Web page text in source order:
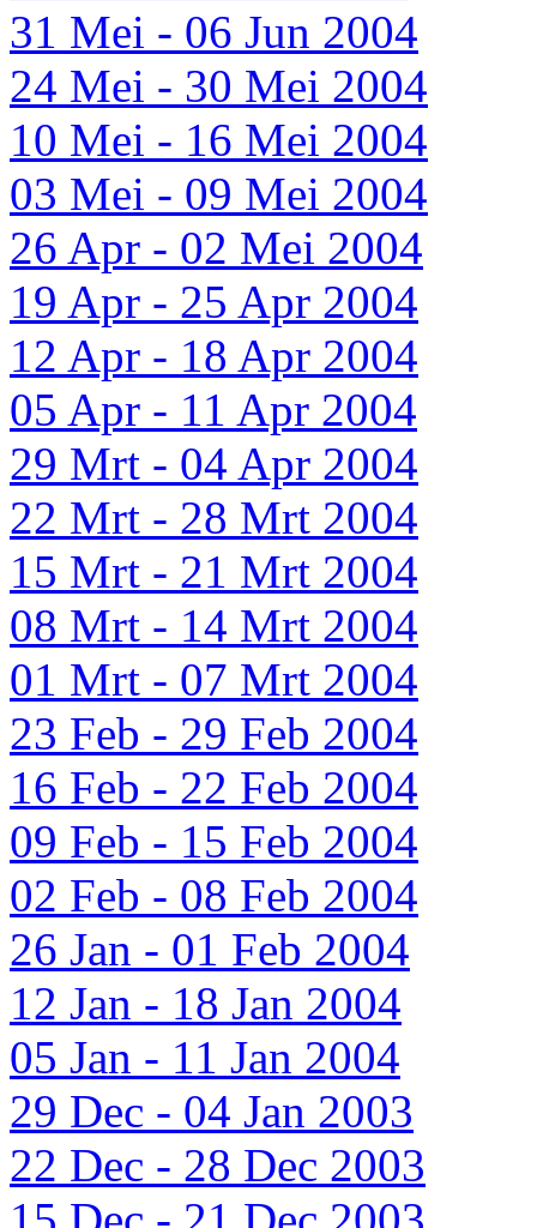
31 Mei - 06 Jun 2004
24 Mei - 30 Mei 2004
10 Mei - 16 Mei 2004
03 Mei - 09 Mei 2004
26 Apr - 02 Mei 2004
19 Apr - 25 Apr 2004
12 Apr - 18 Apr 2004
05 Apr - 11 Apr 2004
29 Mrt - 04 Apr 2004
22 Mrt - 28 Mrt 2004
15 Mrt - 21 Mrt 2004
08 Mrt - 14 Mrt 2004
01 Mrt - 07 Mrt 2004
23 Feb - 29 Feb 2004
16 Feb - 22 Feb 2004
09 Feb - 15 Feb 2004
02 Feb - 08 Feb 2004
26 Jan - 01 Feb 2004
12 Jan - 18 Jan 2004
05 Jan - 11 Jan 2004
29 Dec - 04 Jan 2003
22 Dec - 28 Dec 2003